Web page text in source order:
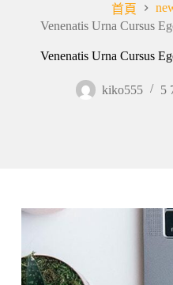
首頁
Venenatis Urna Cursus
Venenatis Urna Cursus
kiko555 5